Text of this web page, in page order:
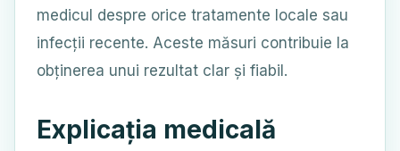
medicul despre orice tratamente locale sau
infecții recente. Aceste măsuri contribuie la
obținerea unui rezultat clar și fiabil.
Explicația medicală